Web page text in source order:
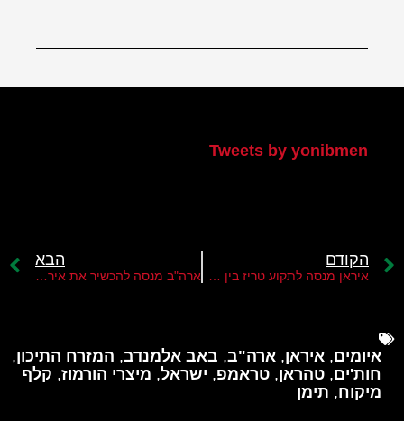
Tweets by yonibmen
הקודם
איראן מנסה לתקוע טריז בין ארה"ב לישראל
הבא
ארה"ב מנסה להכשיר את איראן כשחקן בינלאומי לגיטימי
איומים, איראן, ארה"ב, באב אלמנדב, המזרח התיכון,
חות'ים, טהראן, טראמפ, ישראל, מיצרי הורמוז, קלף
מיקוח, תימן